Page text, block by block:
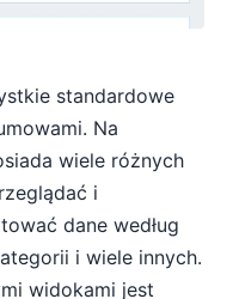
standardowe
Na
wiele różnych
i
dane według
i wiele innych.
widokami jest